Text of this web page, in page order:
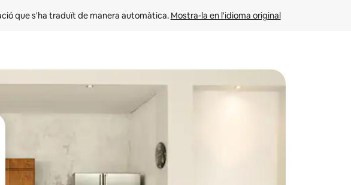
que s'ha traduït de manera automàtica. Mostra-la en l'idioma original